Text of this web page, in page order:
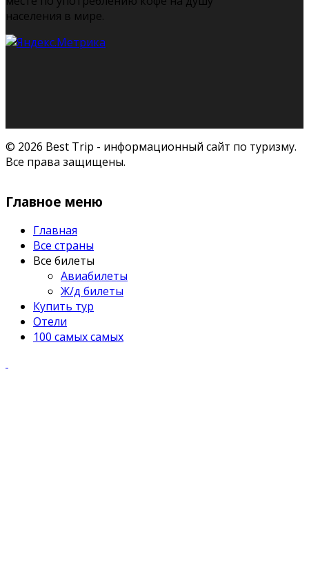
населения в мире.
© 2026 Best Trip - информационный сайт по туризму.
Все права защищены.
Главное меню
Главная
Все страны
Все билеты
Авиабилеты
Ж/д билеты
Купить тур
Отели
100 самых самых